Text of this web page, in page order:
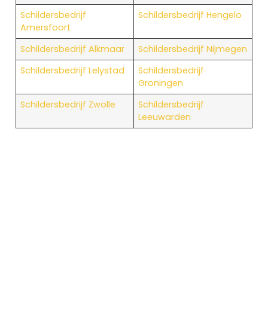
Schildersbedrijf
Amersfoort
Schildersbedrijf Hengelo
Schildersbedrijf Alkmaar
Schildersbedrijf Nijmegen
Schildersbedrijf Lelystad
Schildersbedrijf
Groningen
Schildersbedrijf Zwolle
Schildersbedrijf
Leeuwarden